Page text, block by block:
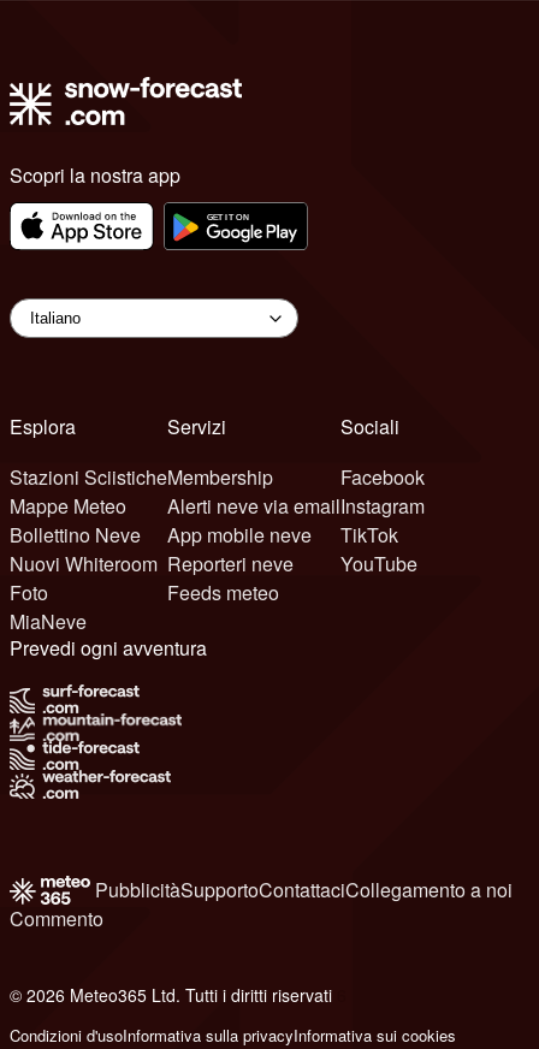
Scopri la nostra app
Esplora
Stazioni Sciistiche
Mappe Meteo
Bollettino Neve
Nuovi Whiteroom
Foto
MiaNeve
Servizi
Membership
Alerti neve via email
App mobile neve
Reporteri neve
Feeds meteo
Sociali
Facebook
Instagram
TikTok
YouTube
Prevedi ogni avventura
PubblicitàSupportoContattaciCollegamento a noi
Commento
© 2026 Meteo365 Ltd. Tutti i diritti riservati
Condizioni d'usoInformativa sulla privacyInformativa sui cookies